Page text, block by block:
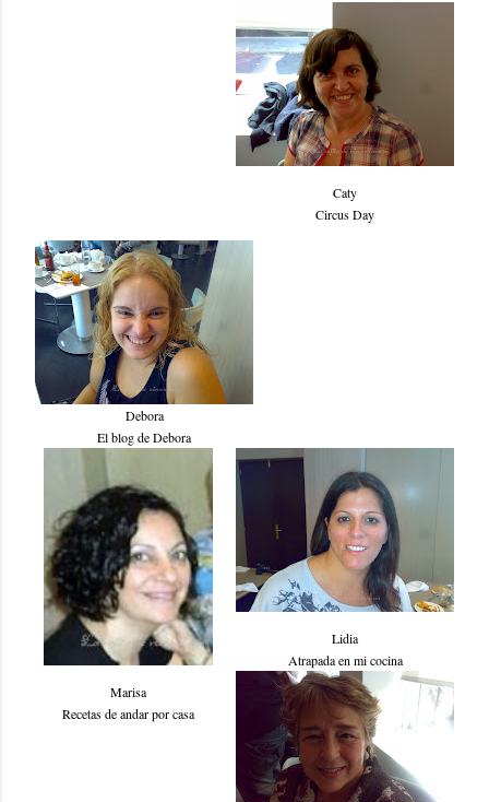
Caty
Circus Day
Debora
El blog de Debora
Lidia
Atrapada en mi cocina
Marisa
Recetas de andar por casa